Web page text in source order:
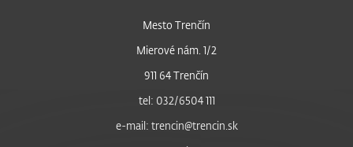
Mesto Trenčín
Mierové nám. 1/2
911 64 Trenčín
tel: 032/6504 111
e-mail: trencin@trencin.sk